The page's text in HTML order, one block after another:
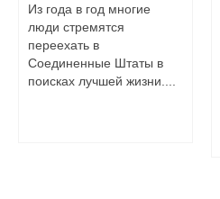
Из года в год многие
люди стремятся
переехать в
Соединенные Штаты в
поисках лучшей жизни....